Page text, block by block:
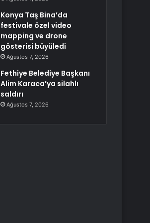
Konya Taş Bina’da
festivale özel video
mapping ve drone
gösterisi büyüledi
Ağustos 7, 2026
Fethiye Belediye Başkanı
Alim Karaca’ya silahlı
saldırı
Ağustos 7, 2026